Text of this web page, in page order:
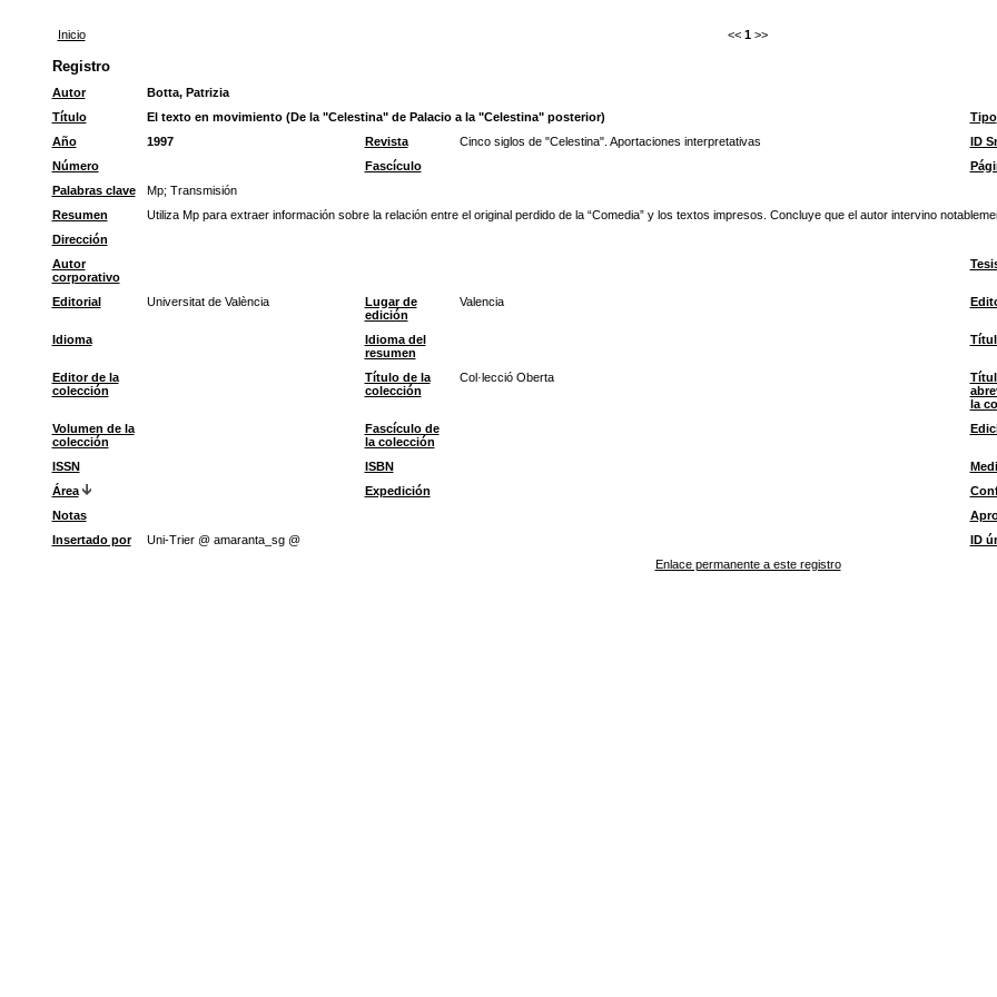
Inicio << 1 >>
Registro
Autor
Botta, Patrizia
Título
El texto en movimiento (De la "Celestina" de Palacio a la "Celestina" posterior) Tipo
Año
1997 Revista Cinco siglos de "Celestina". Aportaciones interpretativas ID
Número
Fascículo
Palabras clave
Mp; Transmisión
Resumen
Utiliza Mp para extraer información sobre la relación entre el original perdido de la “Comedia” y los textos impresos. Concluye que el autor intervino
Dirección
Autor
corporativo
Editorial Universitat de València
Lugar de
edición
Valencia
Idioma
Idioma del
resumen
Editor de la
colección
Título de la
colección
Col·lecció Oberta
la
Volumen de la
colección
Fascículo de
la colección
ISSN ISBN
Área
Expedición
Notas
Insertado por
Uni-Trier @ amaranta_sg @ ID
Enlace permanente a este registro